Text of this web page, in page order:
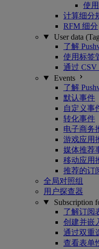
使
计算细分
RFM 细分
User data
了解
使用标签
通过
Events
了解
默认事件
自定义事
转化事件
电子商务
游戏应用
媒体推荐
移动应用
推荐的订
全局对照组
用户探查器
Subscription
了解订阅
创建并嵌
通过双重
查看表单